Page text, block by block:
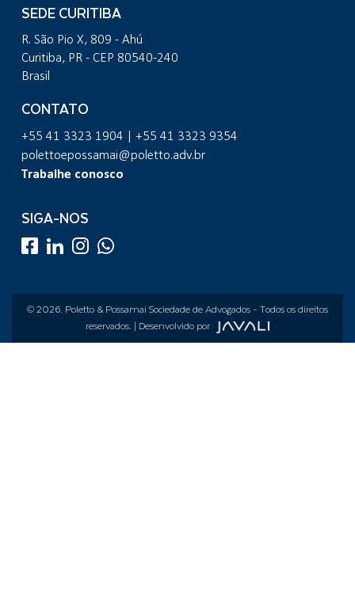
SEDE CURITIBA
R. São Pio X, 809 - Ahú
Curitiba, PR - CEP 80540-240
Brasil
CONTATO
+55 41 3323 1904 | +55 41 3323 9354
polettoepossamai@poletto.adv.br
Trabalhe conosco
SIGA-NOS
© 2026. Poletto & Possamai Sociedade de Advogados - Todos os direitos
reservados. | Desenvolvido por